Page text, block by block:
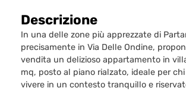
Descrizione
In una delle zone più apprezzate di
precisamente in Via Delle Ondine,
vendita un delizioso appartamento in
mq, posto al piano rialzato, ideale per
vivere in un contesto tranquillo e